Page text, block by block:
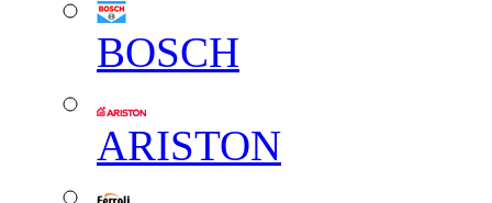
BOSCH
ARISTON